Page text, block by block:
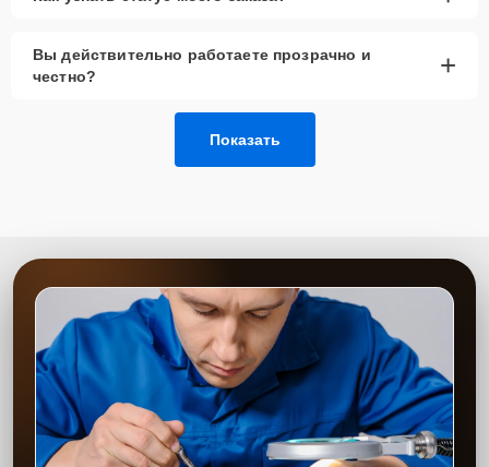
Вы действительно работаете прозрачно и
честно?
+
Показать